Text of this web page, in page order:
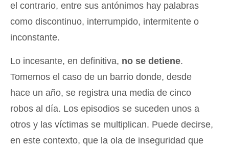
el contrario, entre sus antónimos hay palabras
como discontinuo, interrumpido, intermitente o
inconstante.
Lo incesante, en definitiva, no se detiene.
Tomemos el caso de un barrio donde, desde
hace un año, se registra una media de cinco
robos al día. Los episodios se suceden unos a
otros y las víctimas se multiplican. Puede decirse,
en este contexto, que la ola de inseguridad que